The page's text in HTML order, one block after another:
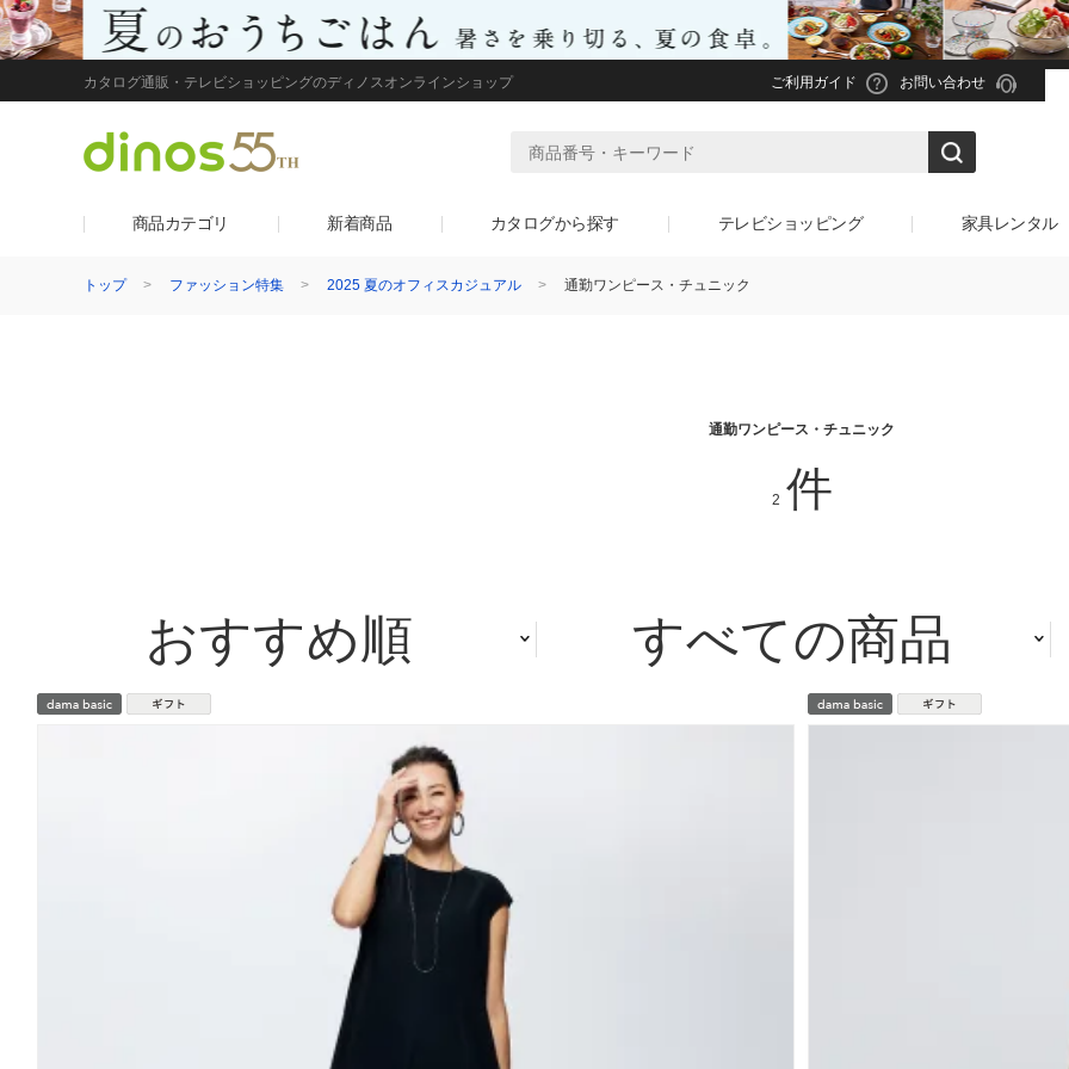
カタログ通販・テレビショッピングのディノスオンラインショップ ご利用ガイド お問い合わせ
商品カテゴリ 新着商品 カタログから探す テレビショッピング 家具レンタル
トップ ファッション特集 2025 夏のオフィスカジュアル 通勤ワンピース・チュニック
通勤ワンピース・チュニック
2 件
おすすめ順 すべての商品